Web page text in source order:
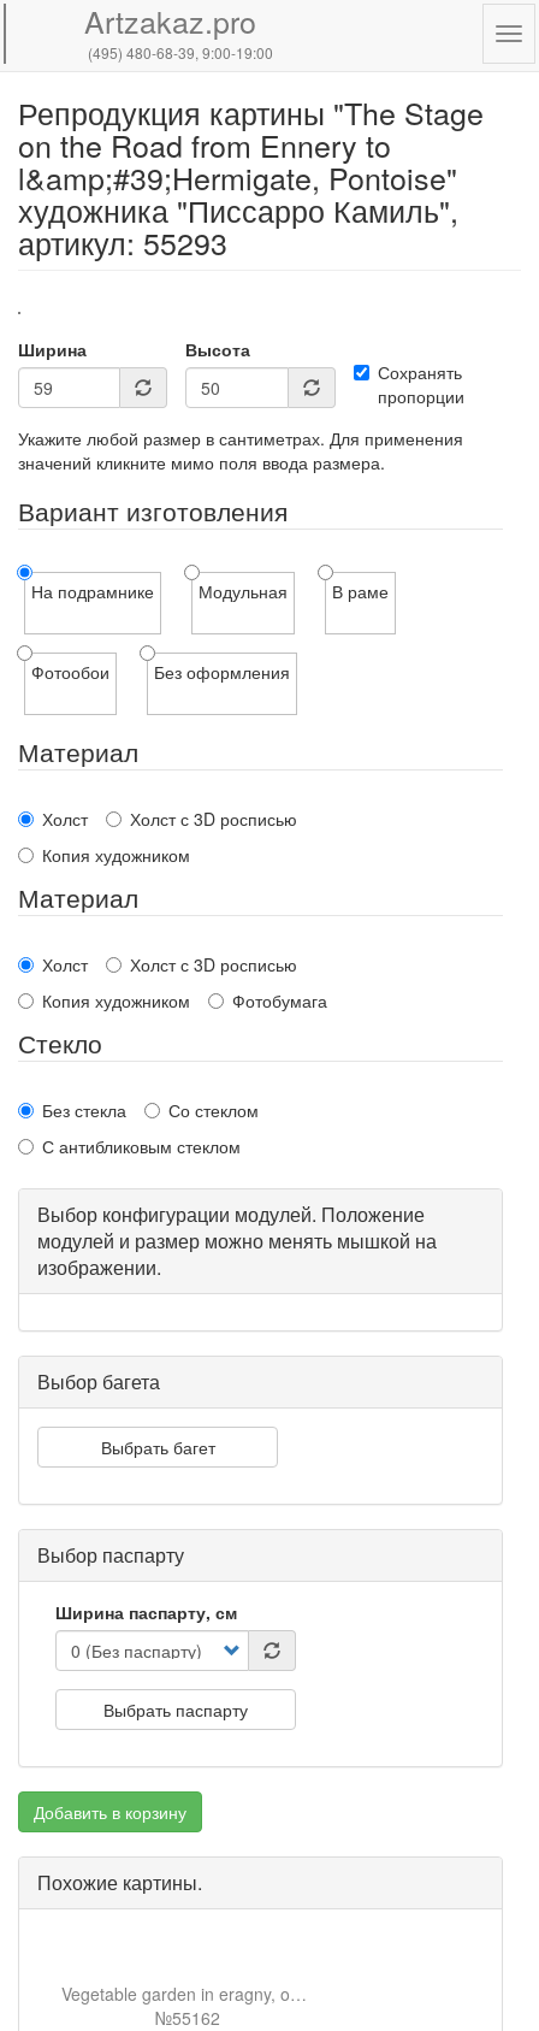
Перейти
основному
содержанию
Artzakaz.pro
(495) 480-68-39, 9:00-19:00
Репродукция картины "The Stage
on the Road from Ennery to
l&amp;#39;Hermigate, Pontoise"
художника "Писсарро Камиль",
артикул: 55293
Ширина
Высота
Сохранять
пропорции
Укажите любой размер в сантиметрах. Для применения
значений кликните мимо поля ввода размера.
Вариант изготовления
На подрамнике Модульная В раме
Фотообои Без оформления
Материал
Холст
Холст с 3D росписью
Копия художником
Материал
Холст
Холст с 3D росписью
Копия художником
Фотобумага
Стекло
Без стекла
Со стеклом
С антибликовым стеклом
Выбор конфигурации модулей. Положение
модулей и размер можно менять мышкой на
изображении.
Выбор багета
Выбрать багет
Выбор паспарту
Ширина паспарту, см
Выбрать паспарту
Добавить в корзину
Похожие картины.
Vegetable garden in eragny, overcast sky, morning
№55162